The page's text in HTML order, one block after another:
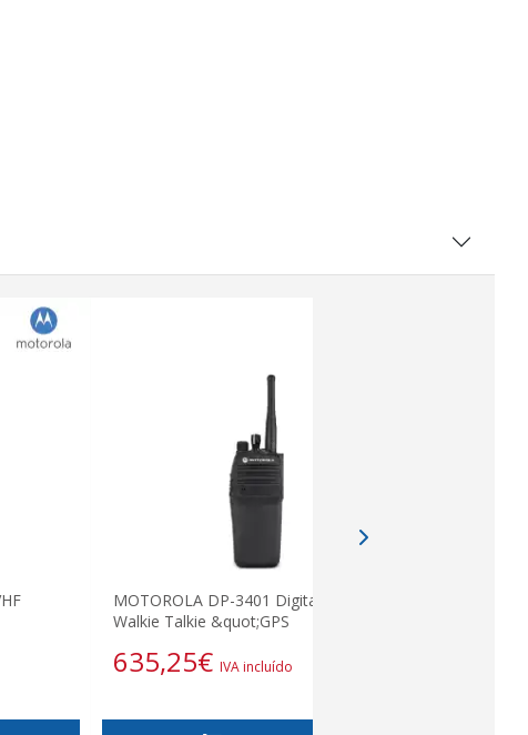
MOTOROLA DP-3401 Digital UHF
Walkie Talkie &quot;GPS
635,25€ IVA incluído